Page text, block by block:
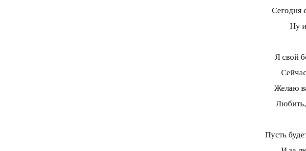
Сегодня
Ну и
Я свой
Желаю
Пусть